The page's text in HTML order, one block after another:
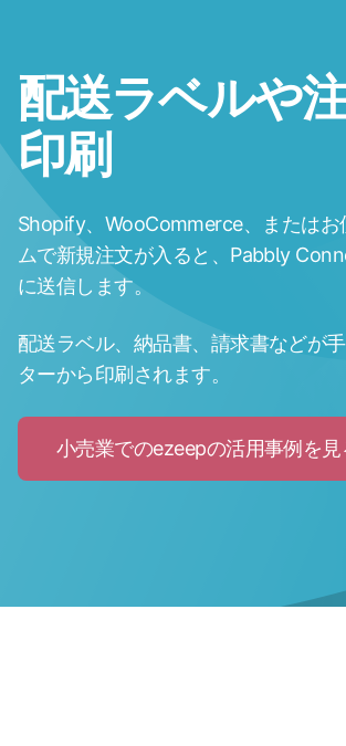
配送ラベルや
印刷
Shopify、WooCommerce、またはお
ムで新規注文が入ると、Pabbly
に送信します。
配送ラベル、納品書、請求書などが
ターから印刷されます。
小売業でのezeepの活用事例を見